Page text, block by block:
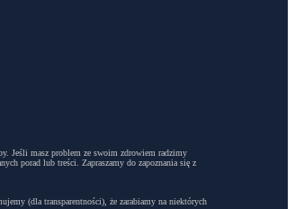
Jeśli masz problem ze swoim zdrowiem radzimy
porad lub treści. Zapraszamy do zapoznania się z
(dla transparentności), że zarabiamy na niektórych